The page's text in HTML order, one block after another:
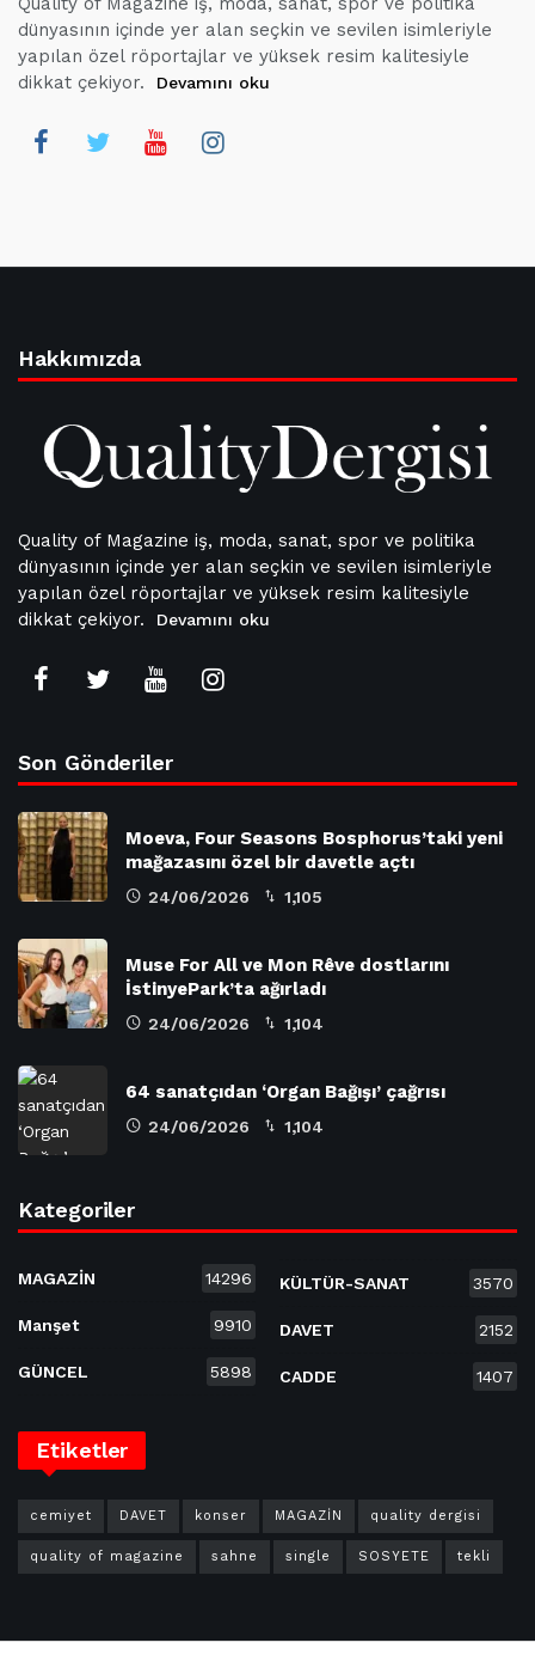
dünyasının içinde yer alan seçkin ve sevilen isimleriyle
yapılan özel röportajlar ve yüksek resim kalitesiyle
dikkat çekiyor.
Devamını oku
Hakkımızda
Quality of Magazine iş, moda, sanat, spor ve politika
dünyasının içinde yer alan seçkin ve sevilen isimleriyle
yapılan özel röportajlar ve yüksek resim kalitesiyle
dikkat çekiyor.
Devamını oku
Son Gönderiler
Moeva, Four Seasons Bosphorus’taki yeni
mağazasını özel bir davetle açtı
24/06/2026 1,105
Muse For All ve Mon Rêve dostlarını
İstinyePark’ta ağırladı
24/06/2026 1,104
64 sanatçıdan ‘Organ Bağışı’ çağrısı
24/06/2026 1,104
Kategoriler
MAGAZİN 14296
Manşet 9910
GÜNCEL 5898
KÜLTÜR-SANAT 3570
DAVET 2152
CADDE 1407
Etiketler
cemiyet DAVET konser MAGAZİN quality dergisi
quality of magazine sahne single SOSYETE tekli